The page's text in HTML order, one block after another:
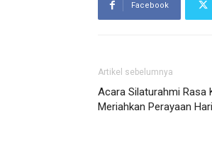
Facebook
Artikel sebelumnya
Acara Silaturahmi Rasa
Meriahkan Perayaan